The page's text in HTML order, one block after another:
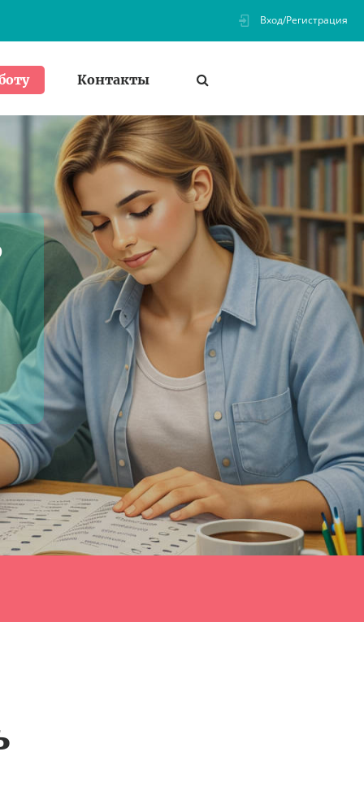
Вход/Регистрация
Контакты